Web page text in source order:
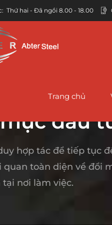
Thứ hai - Đã ngồi 8.00 - 18.00
Trang chủ
Ống giàn giáo –
Người Ba Lan
liền mạch API 5L
ASTM A106
CÔNG NGHỆ
đầu
hợp tác để tiếp tục
quan toàn diện về đổi
nơi làm việc.